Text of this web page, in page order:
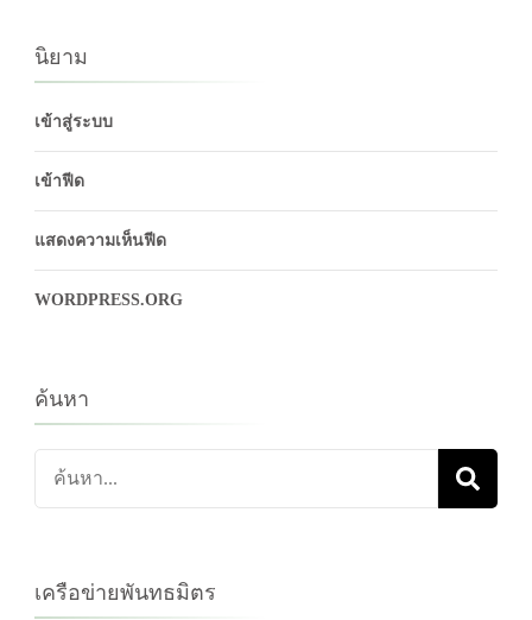
นิยาม
เข้าสู่ระบบ
เข้าฟีด
แสดงความเห็นฟีด
WORDPRESS.ORG
ค้นหา
ค้นหา
เกี่ยว
เครือข่ายพันทธมิตร